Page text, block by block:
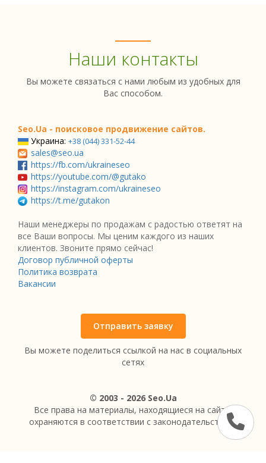
Наши контакты
Вы можете связаться с нами любым из удобных для
Вас способом.
Seo.Ua - поисковое продвижение сайтов.
Украина: +38 (044) 331-52-44
sales@seo.ua
https://fb.com/ukraineseo
https://youtube.com/@gutako
https://instagram.com/ukraineseo
https://t.me/gutakon
Наши менеджеры по продажам с радостью ответят на
все Ваши вопросы. Мы ценим каждого из наших
клиентов. Звоните прямо сейчас!
Договор публичной оферты
Политика возврата
Вакансии
Отправить заявку
Вы можете поделиться ссылкой на нас в социальных
сетях
© 2003 - 2026 Seo.Ua
Все права на материалы, находящиеся на сайте,
охраняются в соответствии с законодательством.